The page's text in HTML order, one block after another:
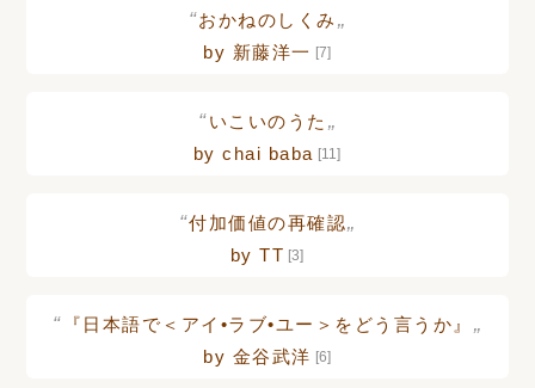
“おかねのしくみ „
by 新藤洋一 [7]
“いこいのうた „
by chai baba [11]
“付加価値の再確認„
by TT [3]
“ 『日本語で＜アイ•ラブ•ユー＞をどう言うか』 „
by 金谷武洋 [6]